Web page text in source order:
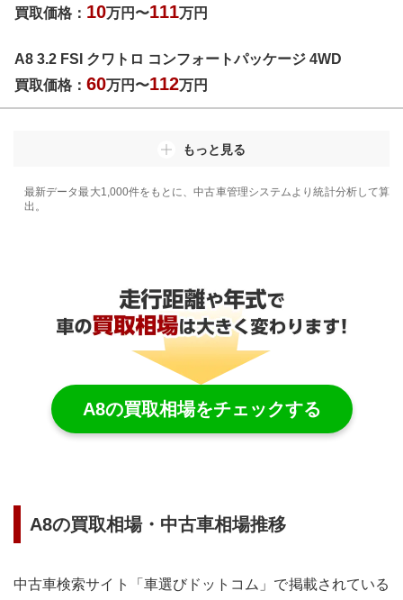
買取価格： 10万円〜111万円
A8 3.2 FSI クワトロ コンフォートパッケージ 4WD
買取価格： 60万円〜112万円
もっと見る
最新データ最大1,000件をもとに、中古車管理システムより統計分析して算
出。
A8の買取相場をチェックする
A8の買取相場・中古車相場推移
中古車検索サイト「車選びドットコム」で掲載されている